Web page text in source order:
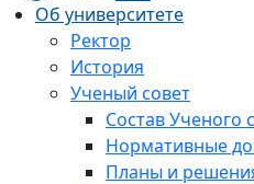
Об университете
Ректор
История
Ученый совет
Состав Ученого
Нормативные
Планы и